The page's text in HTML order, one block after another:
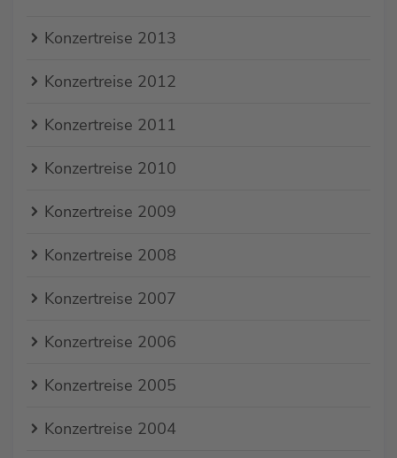
Konzertreise 2013
Konzertreise 2012
Konzertreise 2011
Konzertreise 2010
Konzertreise 2009
Konzertreise 2008
Konzertreise 2007
Konzertreise 2006
Konzertreise 2005
Konzertreise 2004